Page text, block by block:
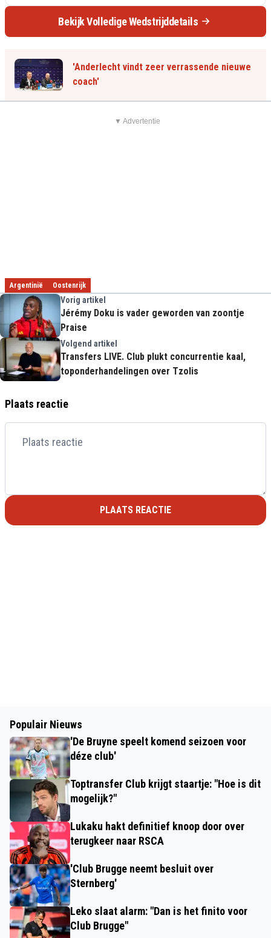
Bekijk Volledige Wedstrijddetails
'Anderlecht vindt zeer verrassende nieuwe
coach'
▼ Advertentie
Argentinië Oostenrijk
Vorig artikel
Jérémy Doku is vader geworden van zoontje
Praise
Volgend artikel
Transfers LIVE. Club plukt concurrentie kaal,
toponderhandelingen over Tzolis
Plaats reactie
PLAATS REACTIE
Populair Nieuws
'De Bruyne speelt komend seizoen voor
déze club'
Toptransfer Club krijgt staartje: "Hoe is dit
mogelijk?"
Lukaku hakt definitief knoop door over
terugkeer naar RSCA
'Club Brugge neemt besluit over
Sternberg'
Leko slaat alarm: "Dan is het finito voor
Club Brugge"